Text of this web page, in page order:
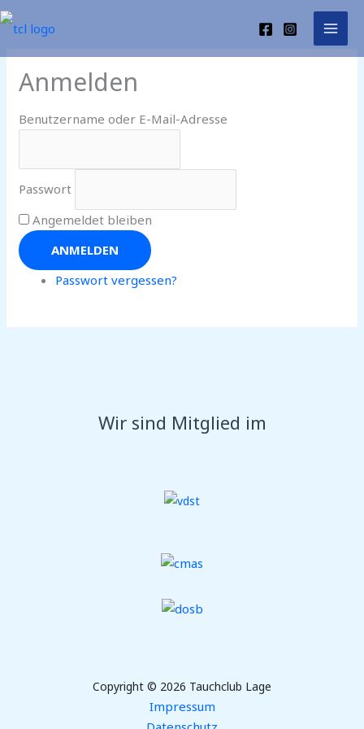
Zum
Inhalt
Anmelden
Benutzername oder E-Mail-Adresse
Passwort
Angemeldet bleiben
ANMELDEN
Passwort vergessen?
Wir sind Mitglied im
Copyright © 2026 Tauchclub Lage
Impressum